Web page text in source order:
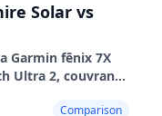
Solar vs
Garmin fēnix 7X
Ultra 2, couvrant
Comparison